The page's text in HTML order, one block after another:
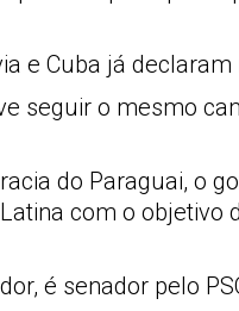
e Cuba já
seguir o mesmo
do Paraguai, o
com o
é senador pelo